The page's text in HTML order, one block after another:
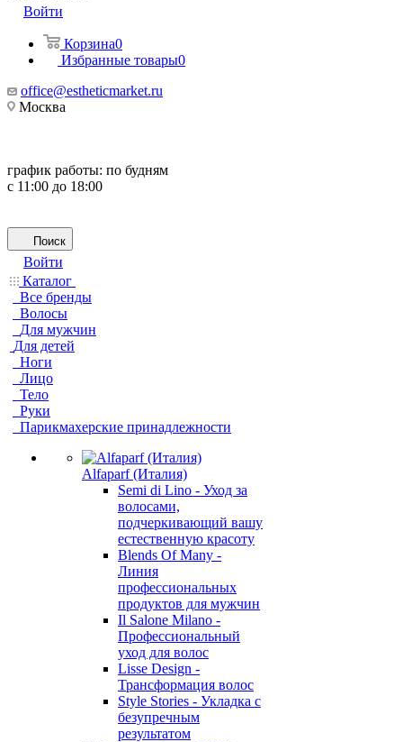
Войти
Корзина0
Избранные товары0
office@estheticmarket.ru
Москва
график работы: по будням
с 11:00 до 18:00
Поиск
Войти
Каталог
Все бренды
Волосы
Для мужчин
Для детей
Ноги
Лицо
Тело
Руки
Парикмахерские принадлежности
Alfaparf (Италия)
Semi di Lino - Уход за
волосами,
подчеркивающий вашу
естественную красоту
Blends Of Many -
Линия
профессиональных
продуктов для мужчин
Il Salone Milano -
Профессиональный
уход для волос
Lisse Design -
Трансформация волос
Style Stories - Укладка с
безупречным
результатом